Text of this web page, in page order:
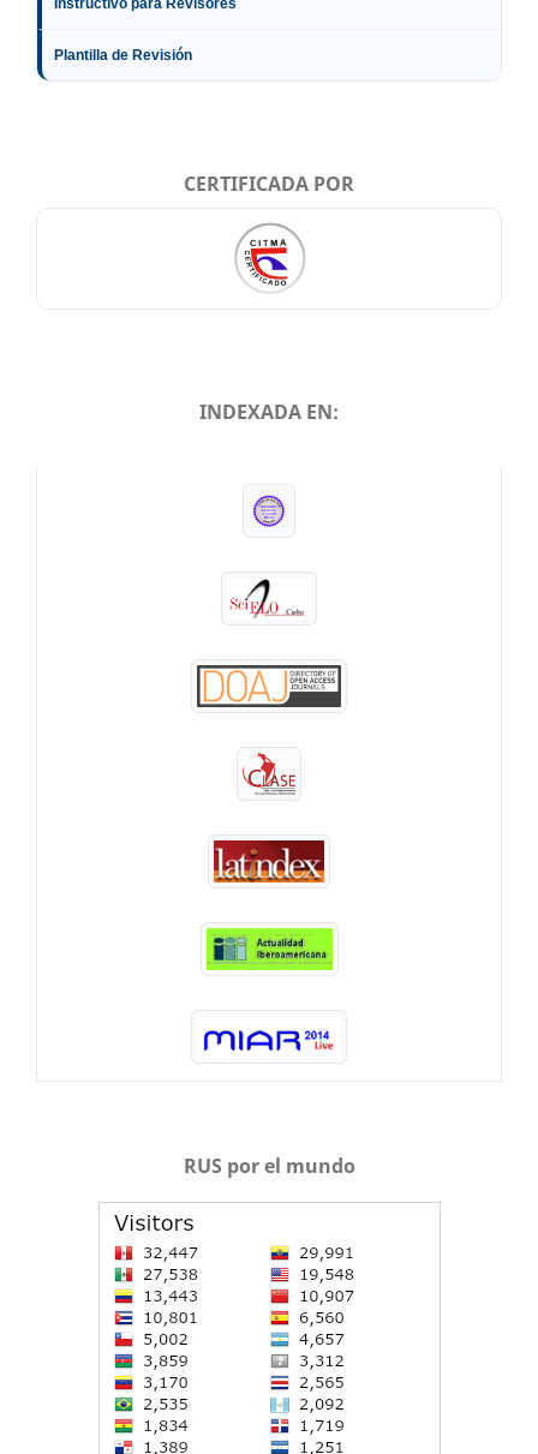
Instructivo para Revisores
Plantilla de Revisión
CERTIFICADA POR
INDEXADA EN:
RUS por el mundo